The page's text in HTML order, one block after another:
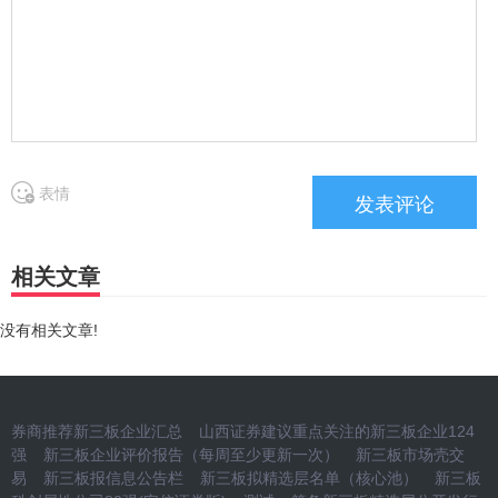
表情
相关文章
没有相关文章!
券商推荐新三板企业汇总
山西证券建议重点关注的新三板企业124
强
新三板企业评价报告（每周至少更新一次）
新三板市场壳交
易
新三板报信息公告栏 新三板拟精选层名单（核心池）
新三板